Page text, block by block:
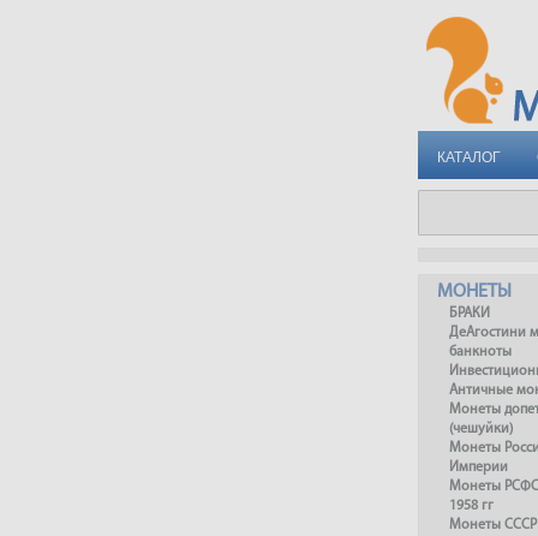
КАТАЛОГ
МОНЕТЫ
БРАКИ
ДеАгостини
банкноты
Античные
Монеты
(чешуйки)
Монеты
Империи
Монеты
1958 гг
Монеты СССР